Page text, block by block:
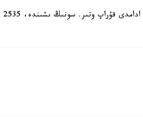
ەسكە سالا كەتەيىك، اقمولا وبلىسىندا كوپبالالى انالاردىڭ سانى 7160 ادامدى قۇراپ وتىر. سونىڭ ىشىندە، 2535